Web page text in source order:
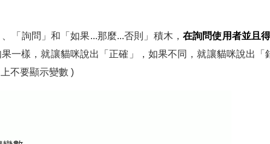
「詢問」和「如果...那麼...否則」積木， 在詢問使用者並且
一樣，就讓貓咪說出「正確」，如果不同，就讓貓咪說出「
不要顯示變數 )